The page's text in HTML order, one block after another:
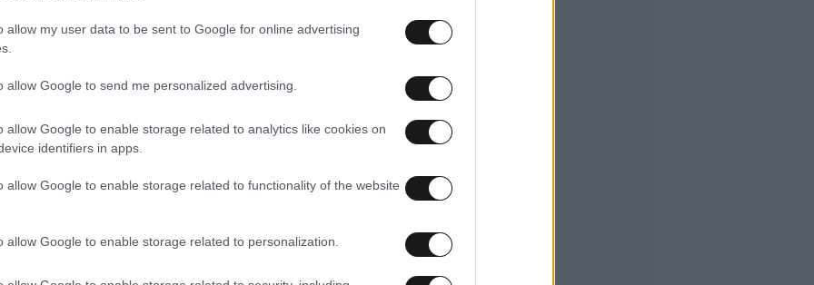
allow my user data to be sent to Google for online advertising
allow Google to send me personalized advertising.
allow Google to enable storage related to analytics like cookies on
identifiers in apps.
allow Google to enable storage related to functionality of the website
allow Google to enable storage related to personalization.
are delighted to confirm